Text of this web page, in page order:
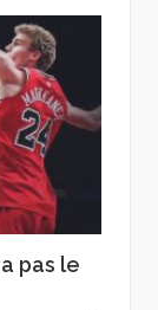
pas le